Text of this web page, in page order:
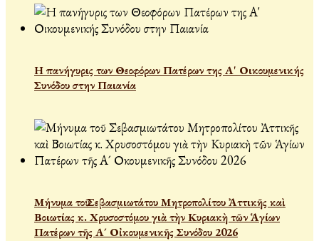
Η πανήγυρις των Θεοφόρων Πατέρων της Α' Οικουμενικής
Συνόδου στην Παιανία
Μήνυμα τοῦ Σεβασμιωτάτου Μητροπολίτου Ἀττικῆς καὶ
Βοιωτίας κ. Χρυσοστόμου γιὰ τὴν Κυριακὴ τῶν Ἁγίων
Πατέρων τῆς Α´ Οἰκουμενικῆς Συνόδου 2026